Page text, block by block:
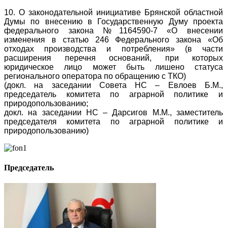
10. О законодательной инициативе Брянской областной
Думы по внесению в Государственную Думу проекта
федерального закона №1164590-7 «О внесении
изменения в статью 246 Федерального закона «Об
отходах производства и потребления» (в части
расширения перечня оснований, при которых
юридическое лицо может быть лишено статуса
регионального оператора по обращению с ТКО)
(докл. на заседании Совета НС – Евлоев Б.М.,
председатель комитета по аграрной политике и
природопользованию;
докл. на заседании НС – Дарсигов М.М., заместитель
председателя комитета по аграрной политике и
природопользованию)
Председатель